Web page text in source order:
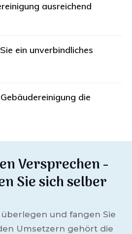
ausreichend
ein unverbindliches
die
Versprechen -
Sie sich selber
überlegen und fangen Sie
Umsetzern gehört die